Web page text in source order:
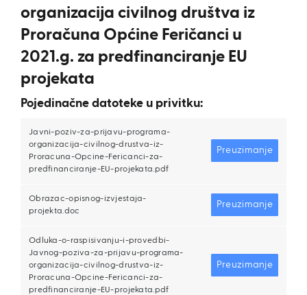
organizacija civilnog društva iz
Proračuna Općine Feričanci u
2021.g. za predfinanciranje EU
projekata
Pojedinačne datoteke u privitku:
Javni-poziv-za-prijavu-programa-
organizacija-civilnog-drustva-iz-
Proracuna-Opcine-Fericanci-za-
predfinanciranje-EU-projekata.pdf
Preuzimanje
Obrazac-opisnog-izvjestaja-
projekta.doc
Preuzimanje
Odluka-o-raspisivanju-i-provedbi-
Javnog-poziva-za-prijavu-programa-
organizacija-civilnog-drustva-iz-
Proracuna-Opcine-Fericanci-za-
predfinanciranje-EU-projekata.pdf
Preuzimanje